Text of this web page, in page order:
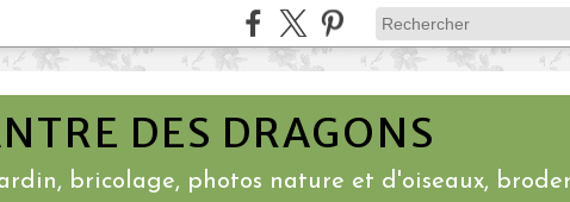
DES DRAGONS
bricolage, photos nature et d'oiseaux,